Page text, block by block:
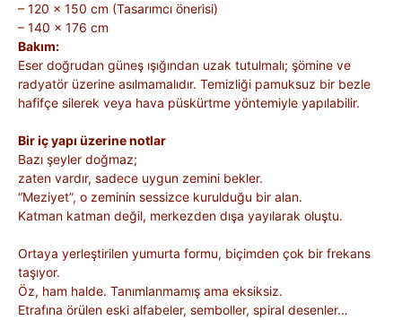
– 120 x 150 cm (Tasarımcı önerisi)
– 140 x 176 cm
Bakım:
Eser doğrudan güneş ışığından uzak tutulmalı; şömine ve
radyatör üzerine asılmamalıdır. Temizliği pamuksuz bir bezle
hafifçe silerek veya hava püskürtme yöntemiyle yapılabilir.
Bir iç yapı üzerine notlar
Bazı şeyler doğmaz;
zaten vardır, sadece uygun zemini bekler.
“Meziyet”, o zeminin sessizce kurulduğu bir alan.
Katman katman değil, merkezden dışa yayılarak oluştu.
Ortaya yerleştirilen yumurta formu, biçimden çok bir frekans
taşıyor.
Öz, ham halde. Tanımlanmamış ama eksiksiz.
Etrafına örülen eski alfabeler, semboller, spiral desenler…